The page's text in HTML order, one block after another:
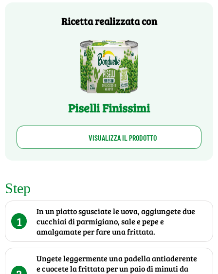
Ricetta realizzata con
Piselli Finissimi
VISUALIZZA IL PRODOTTO
Step
1
In un piatto sgusciate le uova, aggiungete due
cucchiai di parmigiano, sale e pepe e
amalgamate per fare una frittata.
Ungete leggermente una padella antiaderente
e cuocete la frittata per un paio di minuti da